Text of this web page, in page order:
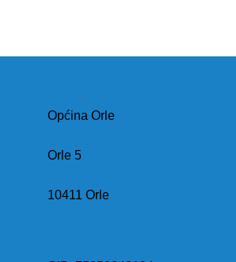
Općina Orle
Orle 5
10411 Orle